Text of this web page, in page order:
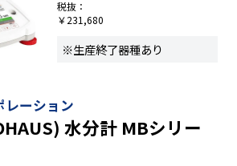
レーション
MBシリー
税抜：
￥231,680
※生産終了器種あり